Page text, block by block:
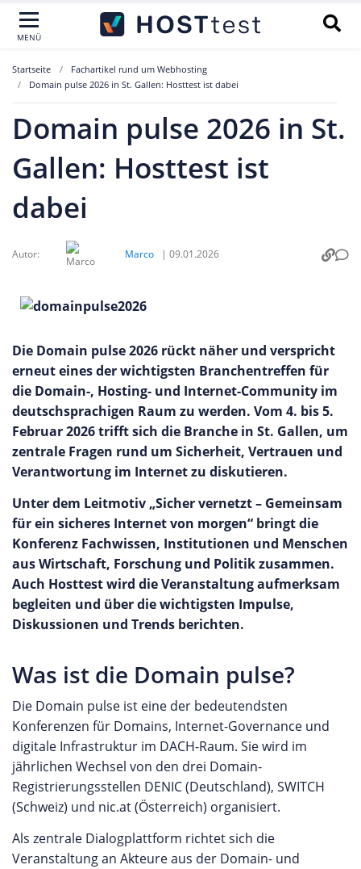
MENÜ
Startseite
Fachartikel rund um Webhosting
Domain pulse 2026 in St. Gallen: Hosttest ist dabei
Domain pulse 2026 in St.
Gallen: Hosttest ist
dabei
Autor: Marco | 09.01.2026
Die Domain pulse 2026 rückt näher und verspricht
erneut eines der wichtigsten Branchentreffen für
die Domain-, Hosting- und Internet-Community im
deutschsprachigen Raum zu werden. Vom 4. bis 5.
Februar 2026 trifft sich die Branche in St. Gallen, um
zentrale Fragen rund um Sicherheit, Vertrauen und
Verantwortung im Internet zu diskutieren.
Unter dem Leitmotiv „Sicher vernetzt – Gemeinsam
für ein sicheres Internet von morgen“ bringt die
Konferenz Fachwissen, Institutionen und Menschen
aus Wirtschaft, Forschung und Politik zusammen.
Auch Hosttest wird die Veranstaltung aufmerksam
begleiten und über die wichtigsten Impulse,
Diskussionen und Trends berichten.
Was ist die Domain pulse?
Die Domain pulse ist eine der bedeutendsten
Konferenzen für Domains, Internet-Governance und
digitale Infrastruktur im DACH-Raum. Sie wird im
jährlichen Wechsel von den drei Domain-
Registrierungsstellen DENIC (Deutschland), SWITCH
(Schweiz) und nic.at (Österreich) organisiert.
Als zentrale Dialogplattform richtet sich die
Veranstaltung an Akteure aus der Domain- und